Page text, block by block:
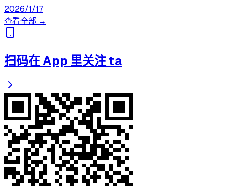
2026/1/17
查看全部 →
扫码在 App 里关注 ta